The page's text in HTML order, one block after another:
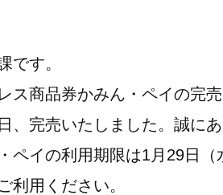
です。
ス商品券かみん・ペイの完
、完売いたしました。誠に
ペイの利用期限は1月29日（
利用ください。